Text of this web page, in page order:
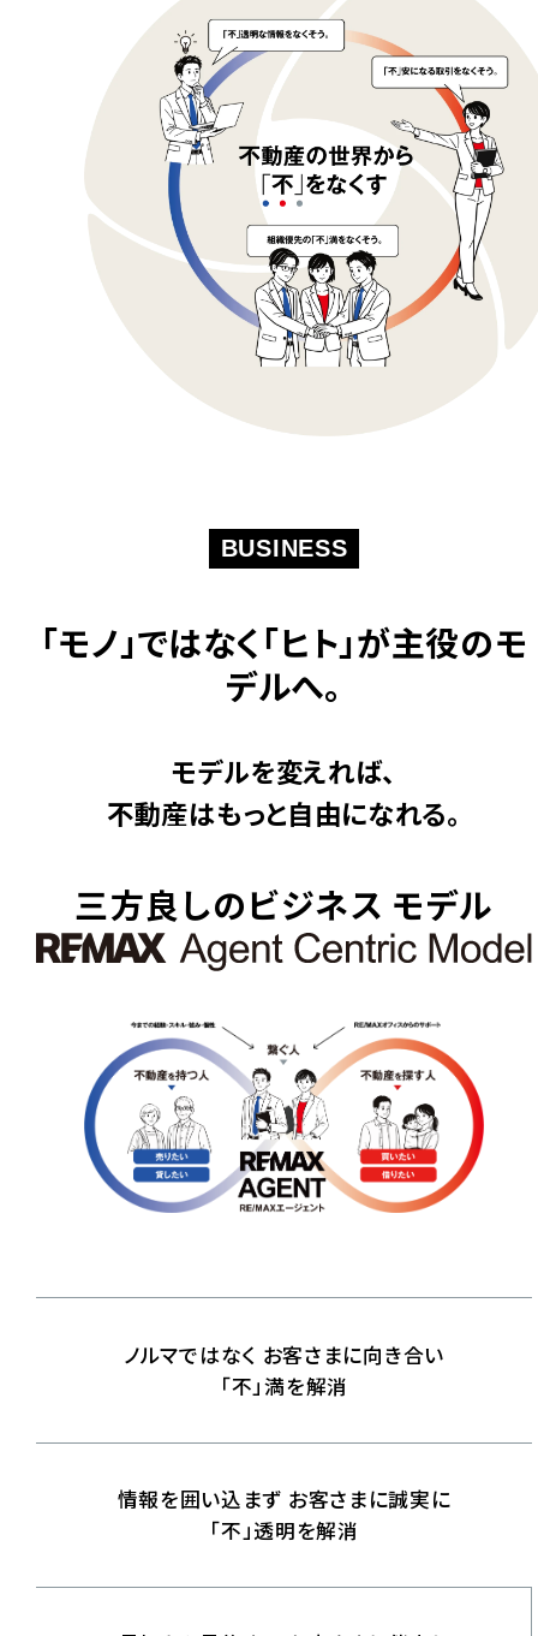
BUSINESS
「モノ」ではなく「ヒト」が主役のモ
デルへ。
モデルを変えれば、
不動産はもっと自由になれる。
三方良しのビジネス モデル
ノルマではなく お客さまに向き合い
「不」満を解消
情報を囲い込まず お客さまに誠実に
「不」透明を解消